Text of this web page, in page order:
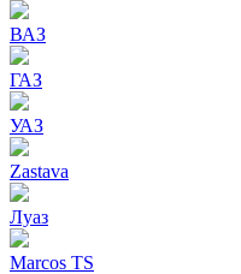
ВАЗ
ГАЗ
УАЗ
Zastava
Луаз
Marcos TS